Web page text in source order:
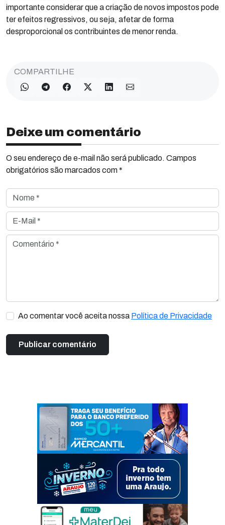
importante considerar que a criação de novos impostos pode
ter efeitos regressivos, ou seja, afetar de forma
desproporcional os contribuintes de menor renda.
COMPARTILHE
Deixe um comentário
O seu endereço de e-mail não será publicado. Campos
obrigatórios são marcados com *
Nome *
E-Mail *
Comentário *
Ao comentar você aceita nossa Política de Privacidade